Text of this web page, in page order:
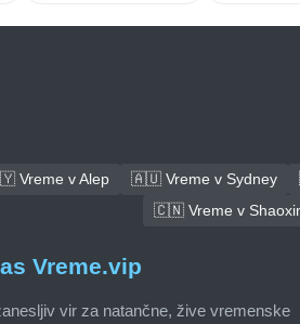
Vreme v Alep 🇦🇺 Vreme v Sydney
🇨🇳 Vreme v
Vreme.vip
vir za natančne, žive vremenske